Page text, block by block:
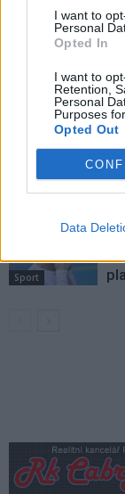
I want to
Personal
Opted In
I want to
Retention,
Personal
Purposes
Opted Out
Data
VÍCE OD AUTORA
Sedlčansko
O
Rozhovory
Sport